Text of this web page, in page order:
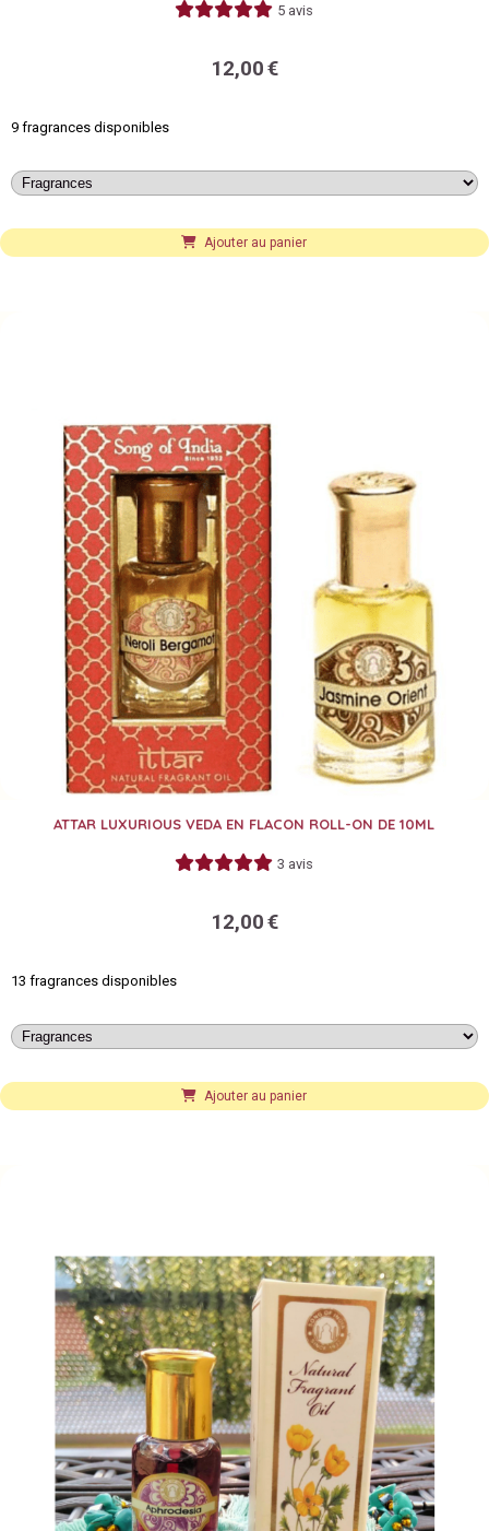
5 avis
12,00€
9 fragrances disponibles
Ajouter au panier
ATTAR LUXURIOUS VEDA EN FLACON ROLL-ON DE 10ML
3 avis
12,00€
13 fragrances disponibles
Ajouter au panier